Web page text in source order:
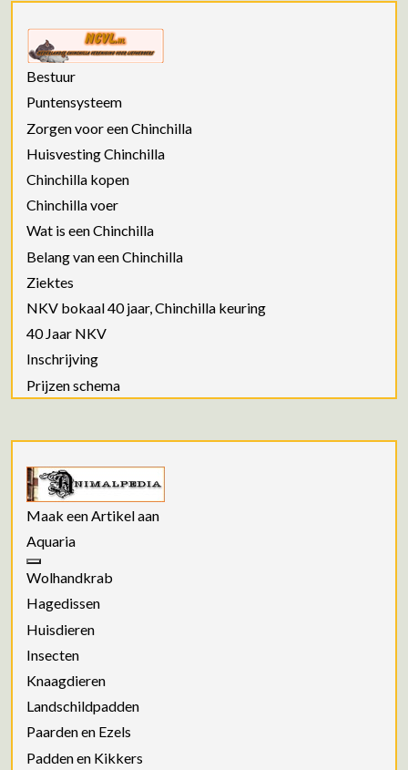
Bestuur
Puntensysteem
Zorgen voor een Chinchilla
Huisvesting Chinchilla
Chinchilla kopen
Chinchilla voer
Wat is een Chinchilla
Belang van een Chinchilla
Ziektes
NKV bokaal 40 jaar, Chinchilla keuring
40 Jaar NKV
Inschrijving
Prijzen schema
Maak een Artikel aan
Aquaria
Wolhandkrab
Hagedissen
Huisdieren
Insecten
Knaagdieren
Landschildpadden
Paarden en Ezels
Padden en Kikkers